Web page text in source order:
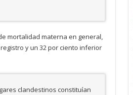
mortalidad materna en general,
y un 32 por ciento inferior
clandestinos constituían